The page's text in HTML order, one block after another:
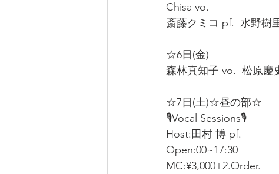
Chisa vo.
斎藤クミコ pf.  水野樹
☆6日(金)
森林真知子 vo.  松原慶
☆7日(土)☆昼の部☆
🎙️Vocal Sessions🎙️
Host:田村 博 pf.
Open:00~17:30
MC:¥3,000+2.Order.